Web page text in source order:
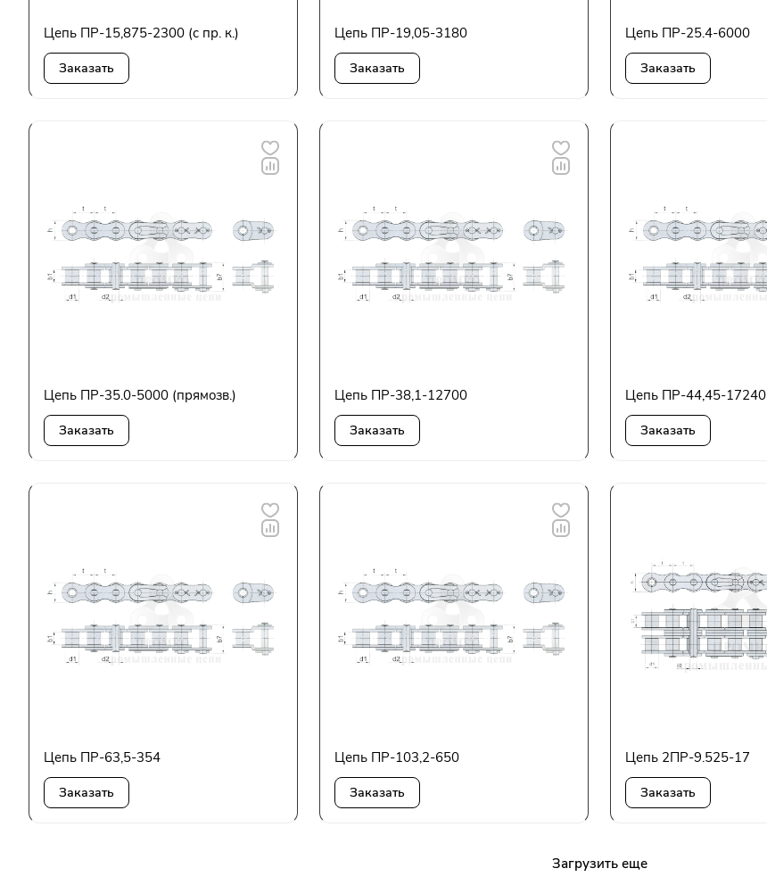
Цепь ПР-15,875-2300 (с пр. к.)
Заказать
Цепь ПР-19,05-3180
Заказать
Цепь ПР-25.4-6000
Заказать
Цепь ПР-35.0-5000 (прямозв.)
Заказать
Цепь ПР-38,1-12700
Заказать
Цепь ПР-44,45-17240
Заказать
Цепь ПР-63,5-354
Заказать
Цепь ПР-103,2-650
Заказать
Цепь 2ПР-9.525-17
Заказать
Загрузить еще